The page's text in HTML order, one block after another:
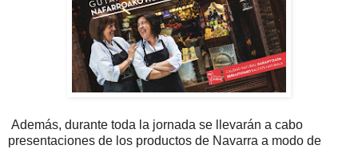
Además, durante toda la jornada se llevarán a cabo
presentaciones de los productos de Navarra a modo de